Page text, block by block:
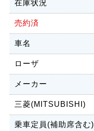
在庫状況
売約済
車名
ローザ
メーカー
三菱(MITSUBISHI)
乗車定員(補助席含む)